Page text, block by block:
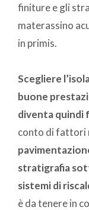
finiture e gli
materassino
in primis.
Scegliere
buone
diventa quindi
conto di fattori
stratigrafia
sistemi di
è da tenere in